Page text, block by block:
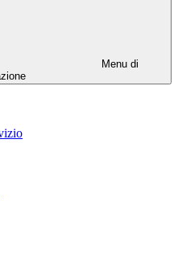
Menu di